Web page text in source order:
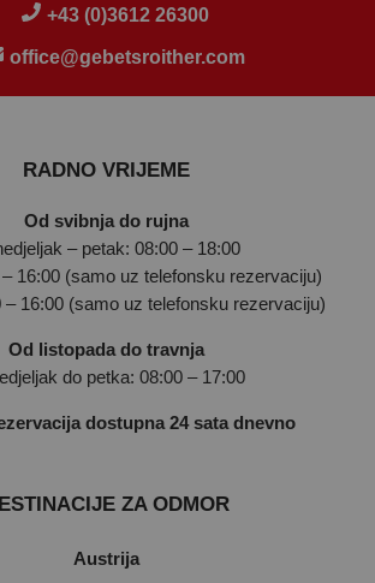
+43 (0)3612 26300
office@gebetsroither.com
RADNO VRIJEME
Od svibnja do rujna
– petak: 08:00 – 18:00
16:00 (samo uz telefonsku rezervaciju)
– 16:00 (samo uz telefonsku rezervaciju)
Od listopada do travnja
do petka: 08:00 – 17:00
dostupna 24 sata dnevno
ZA ODMOR
Austrija